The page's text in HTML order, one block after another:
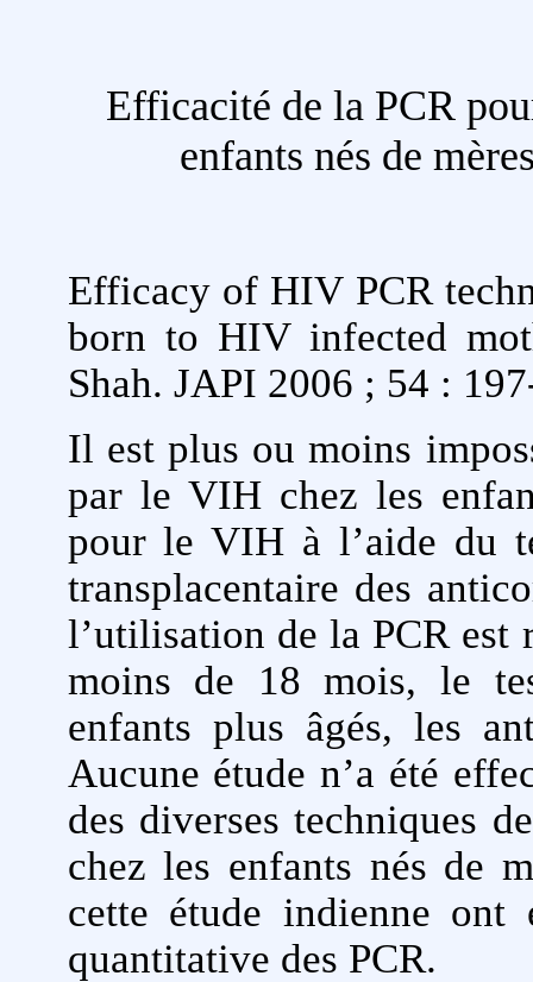
Efficacité de la PCR
enfants nés de
Efficacy of HIV PCR
born to HIV infected
Shah. JAPI 2006 ; 54 :
Il est plus ou moins
par le VIH chez les
pour le VIH à l’aide du
transplacentaire des
l’utilisation de la PCR est
moins de 18 mois, le
enfants plus âgés, les
Aucune étude n’a été
des diverses techniques
chez les enfants nés de
cette étude indienne
quantitative des PCR.